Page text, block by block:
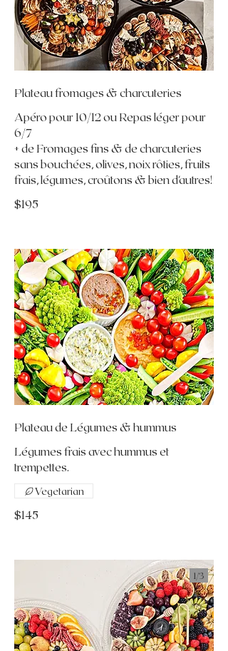
Plateau fromages & charcuteries
Apéro pour 10/12 ou Repas léger pour
6/7
+ de Fromages fins & de charcuteries
sans bouchées, olives, noix rôties, fruits
frais, légumes, croûtons & bien d'autres!
$195
Plateau de Légumes & hummus
Légumes frais avec hummus et
trempettes.
$145
Vegetarian
1/3